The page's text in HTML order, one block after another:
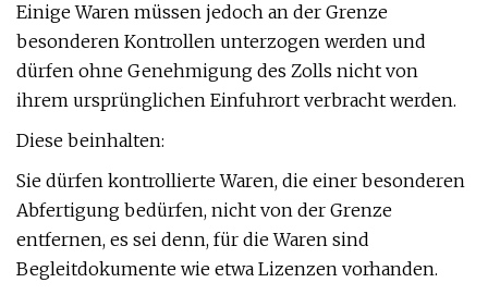
Einige Waren müssen jedoch an der Grenze
besonderen Kontrollen unterzogen werden und
dürfen ohne Genehmigung des Zolls nicht von
ihrem ursprünglichen Einfuhrort verbracht werden.
Diese beinhalten:
Sie dürfen kontrollierte Waren, die einer besonderen
Abfertigung bedürfen, nicht von der Grenze
entfernen, es sei denn, für die Waren sind
Begleitdokumente wie etwa Lizenzen vorhanden.